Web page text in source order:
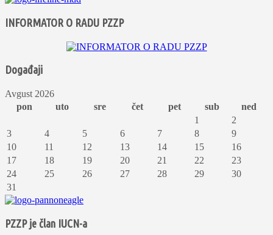
INFORMATOR O RADU PZZP
Događaji
Avgust 2026
pon
uto sre čet pet sub
ned
1
2
3
4 5 6 7 8
9
10
11 12 13 14 15
16
17
18 19 20 21 22
23
24
25 26 27 28 29
30
31
PZZP je član IUCN-a